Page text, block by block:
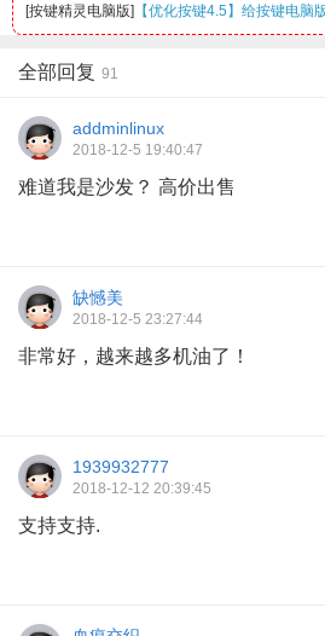
【优化按键4.5】给按键电脑
[按键精灵电脑版]
全部回复 91
addminlinux
2018-12-5 19:40:47
难道我是沙发？ 高价出售
缺憾美
2018-12-5 23:27:44
非常好，越来越多机油了！
1939932777
2018-12-12 20:39:45
支持支持.